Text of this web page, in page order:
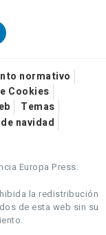
normativo
Cookies
Temas
navidad
Europa Press.
la redistribución
de esta web sin su